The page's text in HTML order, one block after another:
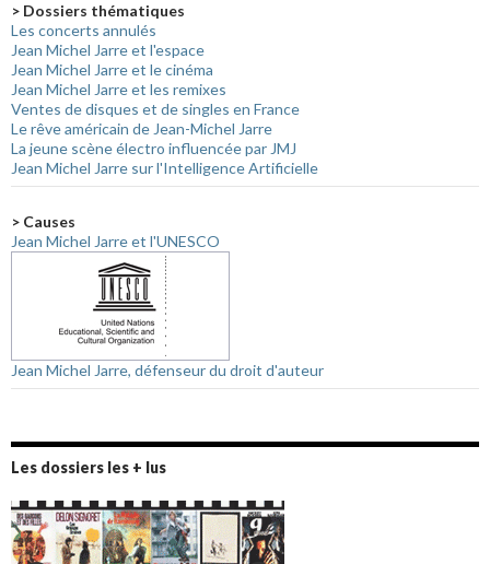
> Dossiers thématiques
Les concerts annulés
Jean Michel Jarre et l'espace
Jean Michel Jarre et le cinéma
Jean Michel Jarre et les remixes
Ventes de disques et de singles en France
Le rêve américain de Jean-Michel Jarre
La jeune scène électro influencée par JMJ
Jean Michel Jarre sur l'Intelligence Artificielle
> Causes
Jean Michel Jarre et l'UNESCO
Jean Michel Jarre, défenseur du droit d'auteur
Les dossiers les + lus